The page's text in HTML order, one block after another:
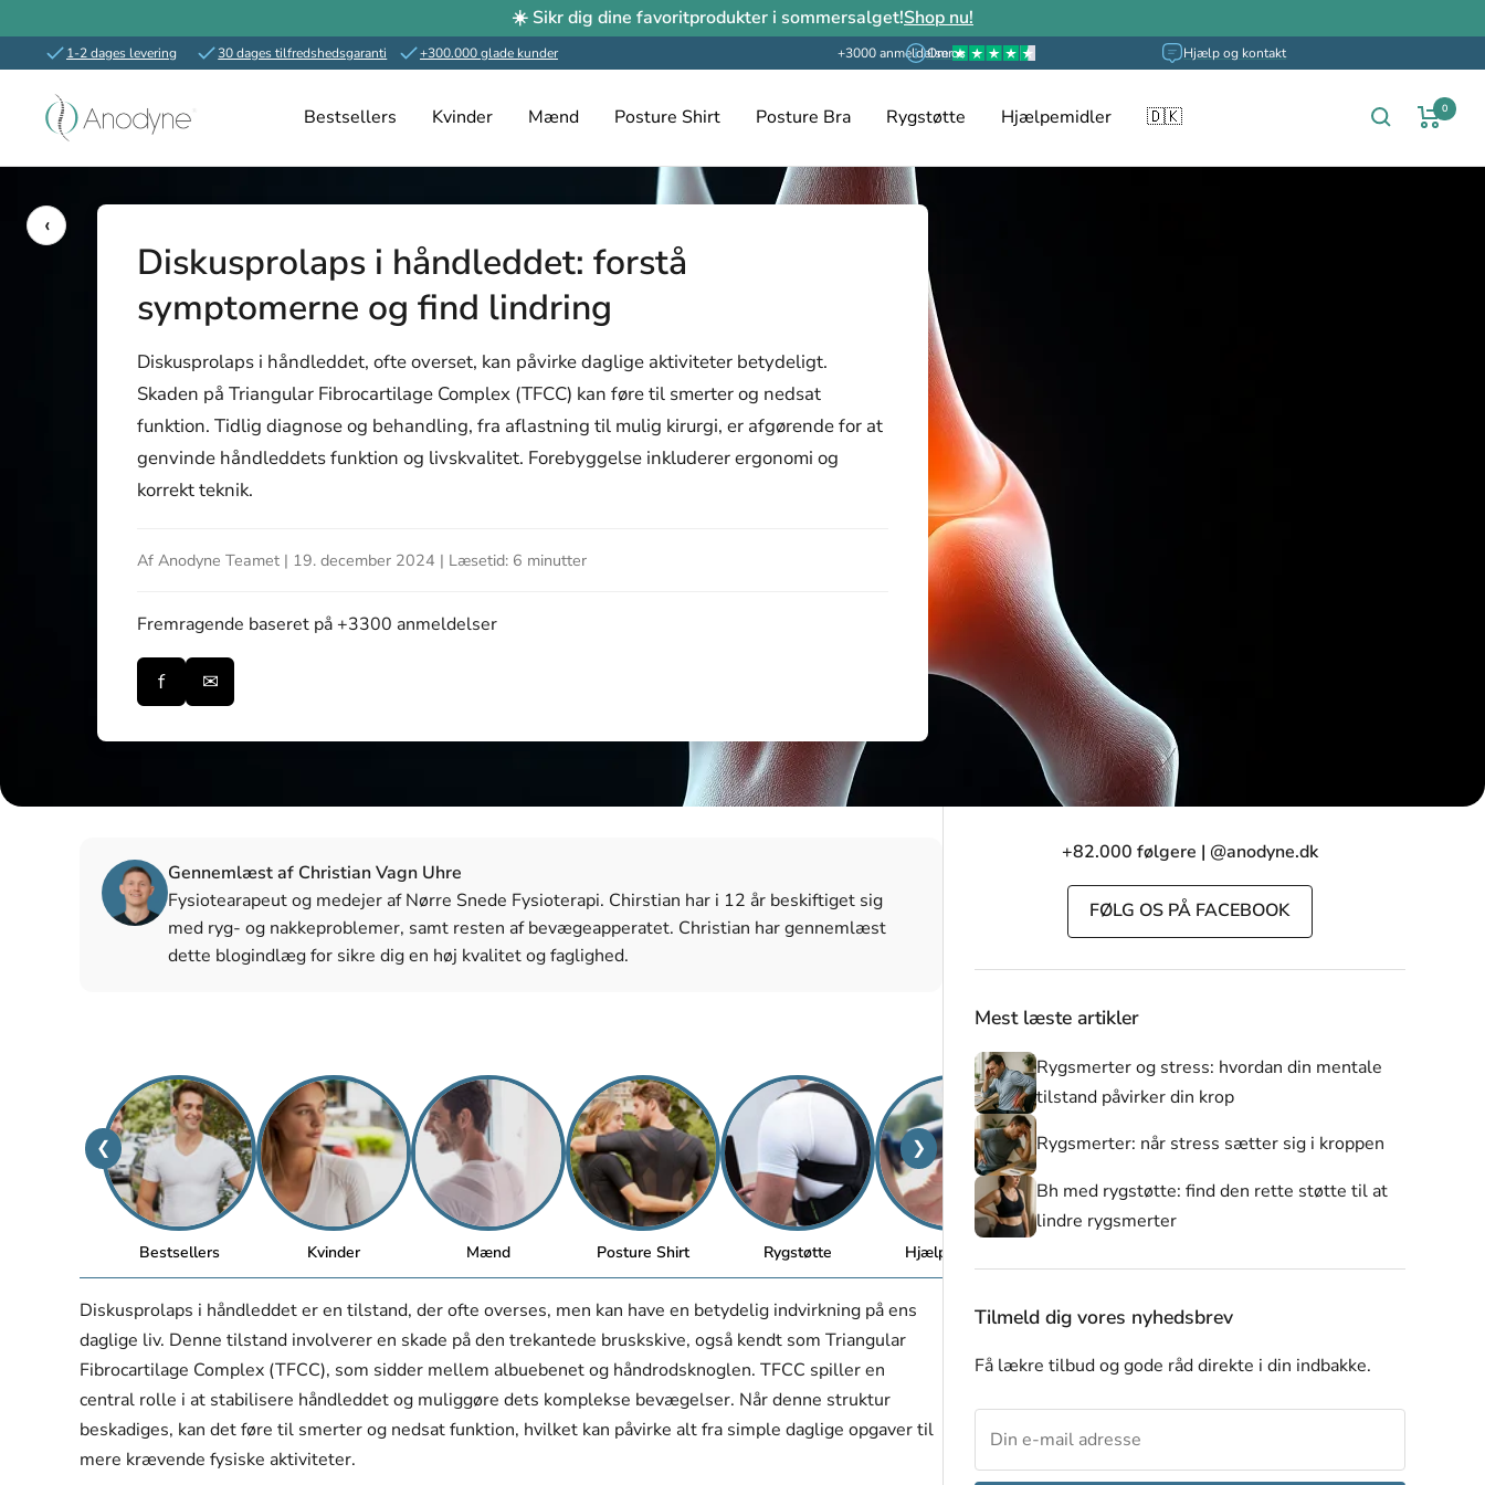
☀️ Sikr dig dine favoritprodukter i sommersalget!Shop nu!
1-2 dages levering 30 dages tilfredshedsgaranti +300.000 glade kunder +3000 anmeldelser
Om os Hjælp og kontakt
Bestsellers Kvinder Mænd Posture Shirt Posture Bra Rygstøtte Hjælpemidler 🇩🇰
Anodyne.dk 0
‹
Diskusprolaps i håndleddet: forstå
symptomerne og find lindring
Diskusprolaps i håndleddet, ofte overset, kan påvirke daglige aktiviteter betydeligt.
Skaden på Triangular Fibrocartilage Complex (TFCC) kan føre til smerter og nedsat
funktion. Tidlig diagnose og behandling, fra aflastning til mulig kirurgi, er afgørende for at
genvinde håndleddets funktion og livskvalitet. Forebyggelse inkluderer ergonomi og
korrekt teknik.
Af Anodyne Teamet | 19. december 2024 | Læsetid: 6 minutter
Fremragende baseret på +3300 anmeldelser
f ✉
Gennemlæst af Christian Vagn Uhre
Fysiotearapeut og medejer af Nørre Snede Fysioterapi. Chirstian har i 12 år beskiftiget sig
med ryg- og nakkeproblemer, samt resten af bevægeapperatet. Christian har gennemlæst
dette blogindlæg for sikre dig en høj kvalitet og faglighed.
❮ ❯
Bestsellers Kvinder Mænd Posture Shirt Rygstøtte Hjælpemidler
Diskusprolaps i håndleddet er en tilstand, der ofte overses, men kan have en betydelig indvirkning på ens
daglige liv. Denne tilstand involverer en skade på den trekantede bruskskive, også kendt som Triangular
Fibrocartilage Complex (TFCC), som sidder mellem albuebenet og håndrodsknoglen. TFCC spiller en
central rolle i at stabilisere håndleddet og muliggøre dets komplekse bevægelser. Når denne struktur
beskadiges, kan det føre til smerter og nedsat funktion, hvilket kan påvirke alt fra simple daglige opgaver til
mere krævende fysiske aktiviteter.
+82.000 følgere | @anodyne.dk
FØLG OS PÅ FACEBOOK
Mest læste artikler
Rygsmerter og stress: hvordan din mentale
tilstand påvirker din krop
Rygsmerter: når stress sætter sig i kroppen
Bh med rygstøtte: find den rette støtte til at
lindre rygsmerter
Tilmeld dig vores nyhedsbrev
Få lækre tilbud og gode råd direkte i din indbakke.